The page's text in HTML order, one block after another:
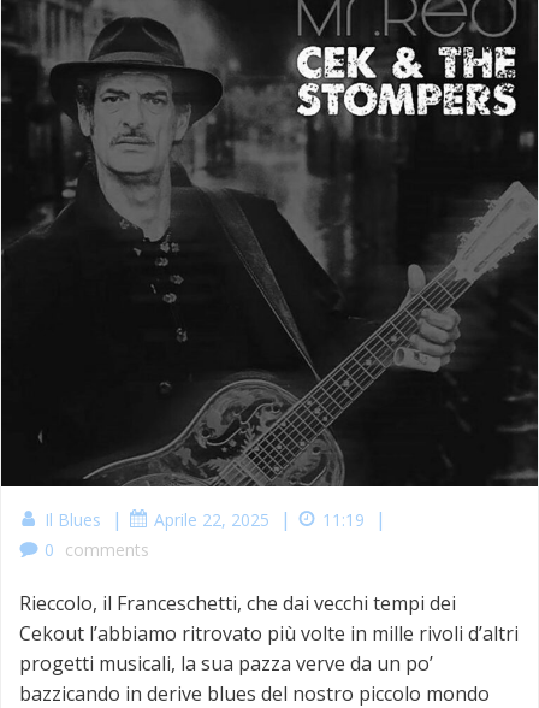
Il Blues | Aprile 22, 2025 | 11:19 |
0 comments
Rieccolo, il Franceschetti, che dai vecchi tempi dei
Cekout l’abbiamo ritrovato più volte in mille rivoli d’altri
progetti musicali, la sua pazza verve da un po’
bazzicando in derive blues del nostro piccolo mondo